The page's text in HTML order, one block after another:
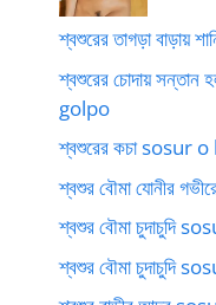
শ্বশুরের তাগড়া বাড়ায়
শ্বশুরের চোদায়
golpo
শ্বশুরের কচা
শ্বশুর বৌমা যোনীর
শ্বশুর বৌমা চুদাচুদি
শ্বশুর বৌমা